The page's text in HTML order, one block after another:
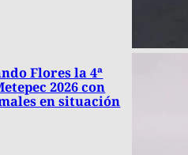
Flores la 4ª
2026 con
en situación